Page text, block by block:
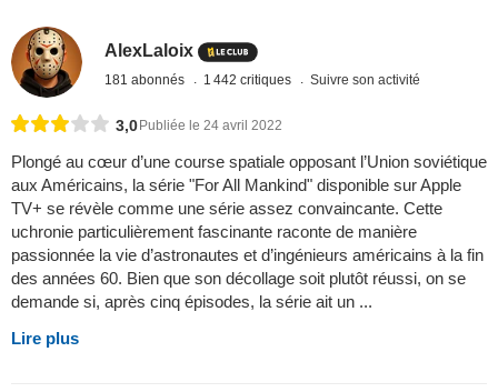
AlexLaloix
181 abonnés 1 442 critiques Suivre son activité
3,0Publiée le 24 avril 2022
Plongé au cœur d’une course spatiale opposant l’Union soviétique
aux Américains, la série "For All Mankind" disponible sur Apple
TV+ se révèle comme une série assez convaincante. Cette
uchronie particulièrement fascinante raconte de manière
passionnée la vie d’astronautes et d’ingénieurs américains à la fin
des années 60. Bien que son décollage soit plutôt réussi, on se
demande si, après cinq épisodes, la série ait un ...
Lire plus